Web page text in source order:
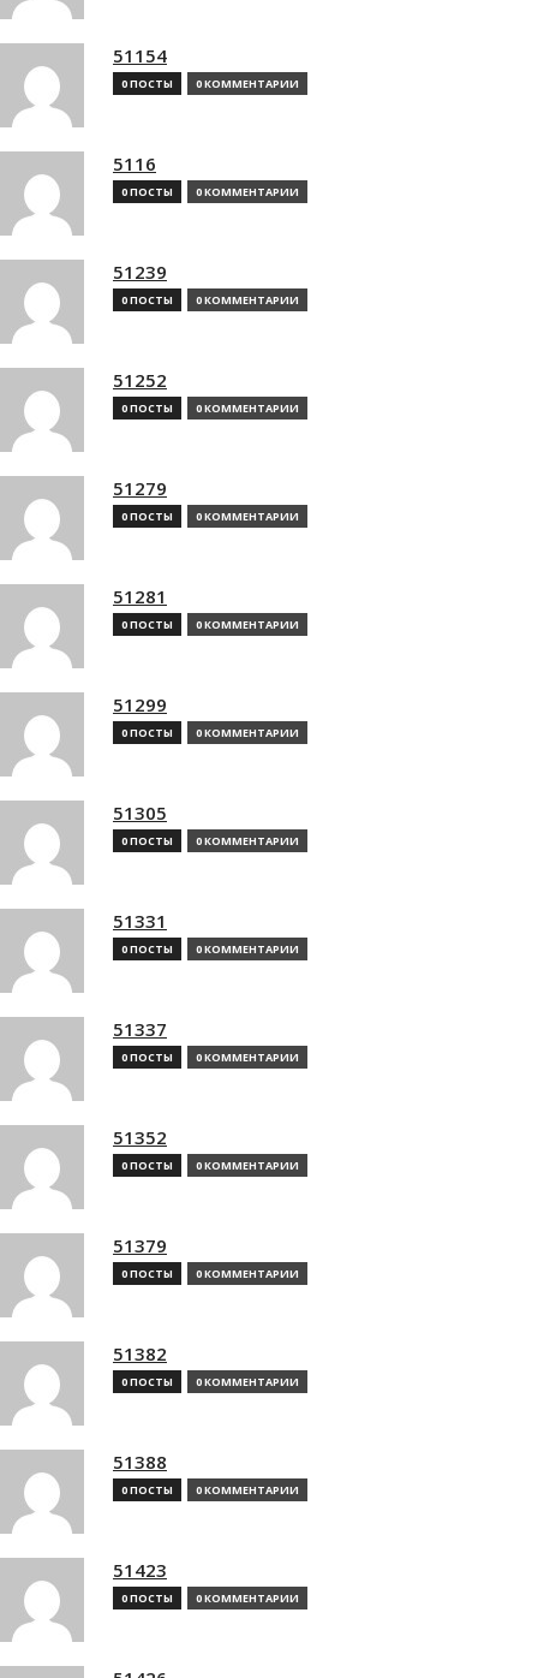
51154
0 ПОСТЫ 0 КОММЕНТАРИИ
5116
0 ПОСТЫ 0 КОММЕНТАРИИ
51239
0 ПОСТЫ 0 КОММЕНТАРИИ
51252
0 ПОСТЫ 0 КОММЕНТАРИИ
51279
0 ПОСТЫ 0 КОММЕНТАРИИ
51281
0 ПОСТЫ 0 КОММЕНТАРИИ
51299
0 ПОСТЫ 0 КОММЕНТАРИИ
51305
0 ПОСТЫ 0 КОММЕНТАРИИ
51331
0 ПОСТЫ 0 КОММЕНТАРИИ
51337
0 ПОСТЫ 0 КОММЕНТАРИИ
51352
0 ПОСТЫ 0 КОММЕНТАРИИ
51379
0 ПОСТЫ 0 КОММЕНТАРИИ
51382
0 ПОСТЫ 0 КОММЕНТАРИИ
51388
0 ПОСТЫ 0 КОММЕНТАРИИ
51423
0 ПОСТЫ 0 КОММЕНТАРИИ